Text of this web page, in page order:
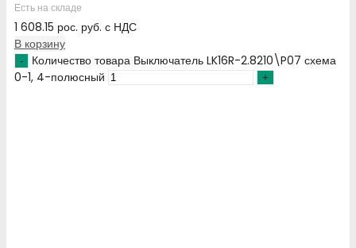
Есть на складе
1 608.15 рос. руб. с НДС
В корзину
Количество товара Выключатель LK16R-2.8210\P07 схема
0-1, 4-полюсный